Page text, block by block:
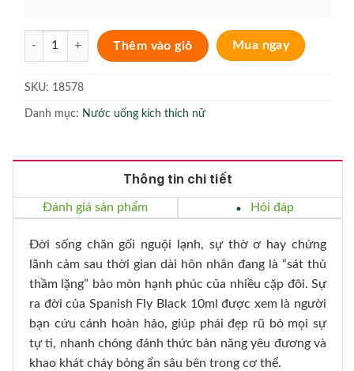
Nước uống kích thích nữ Spanish Fly Black 10ml số lượng
Thêm vào giỏ Mua ngay
SKU: 18578
Danh mục: Nước uống kích thích nữ
Thông tin chi tiết
Đánh giá sản phẩm Hỏi đáp
Đời sống chăn gối nguội lạnh, sự thờ ơ hay chứng
lãnh cảm sau thời gian dài hôn nhân đang là “sát thủ
thầm lặng” bào mòn hạnh phúc của nhiều cặp đôi. Sự
ra đời của Spanish Fly Black 10ml được xem là người
bạn cứu cánh hoàn hảo, giúp phái đẹp rũ bỏ mọi sự
tự ti, nhanh chóng đánh thức bản năng yêu đương và
khao khát cháy bỏng ẩn sâu bên trong cơ thể.